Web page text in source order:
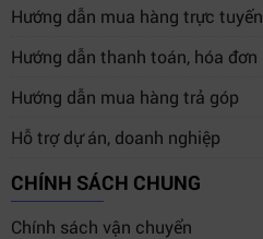
Hướng dẫn mua hàng trực tuyến
Hướng dẫn thanh toán, hóa đơn
Hướng dẫn mua hàng trả góp
Hỗ trợ dự án, doanh nghiệp
CHÍNH SÁCH CHUNG
Chính sách vận chuyển